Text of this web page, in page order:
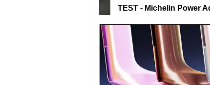
TEST - Michelin Power